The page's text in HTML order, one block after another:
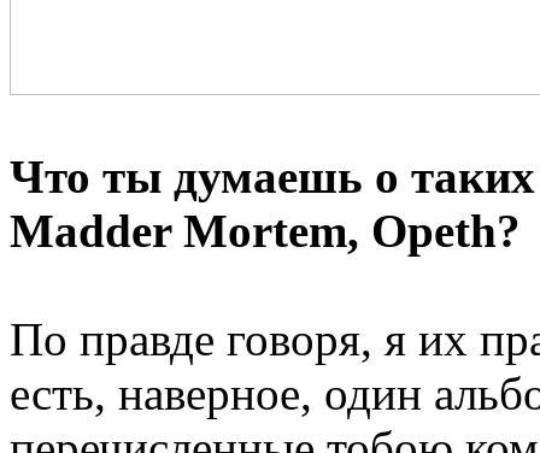
Что ты думаешь о таких
Madder Mortem, Opeth?
По правде говоря, я их
есть, наверное, один